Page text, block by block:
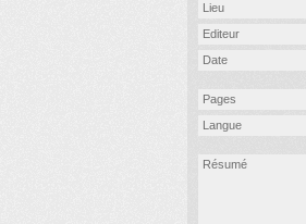
Lieu
Editeur
Date
Pages
Langue
Résumé